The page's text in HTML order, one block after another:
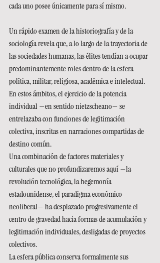
cada uno posee únicamente para sí mismo.
Un rápido examen de la historiografía y de la
sociología revela que, a lo largo de la trayectoria de
las sociedades humanas, las élites tendían a ocupar
predominantemente roles dentro de la esfera
política, militar, religiosa, académica e intelectual.
En estos ámbitos, el ejercicio de la potencia
individual —en sentido nietzscheano— se
entrelazaba con funciones de legitimación
colectiva, inscritas en narraciones compartidas de
destino común.
Una combinación de factores materiales y
culturales que no profundizaremos aquí —la
revolución tecnológica, la hegemonía
estadounidense, el paradigma económico
neoliberal— ha desplazado progresivamente el
centro de gravedad hacia formas de acumulación y
legitimación individuales, desligadas de proyectos
colectivos.
La esfera pública conserva formalmente sus